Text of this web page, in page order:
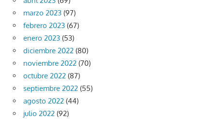
marzo 2023 (97)
febrero 2023 (67)
enero 2023 (53)
diciembre 2022 (80)
noviembre 2022 (70)
octubre 2022 (87)
septiembre 2022 (55)
agosto 2022 (44)
julio 2022 (92)